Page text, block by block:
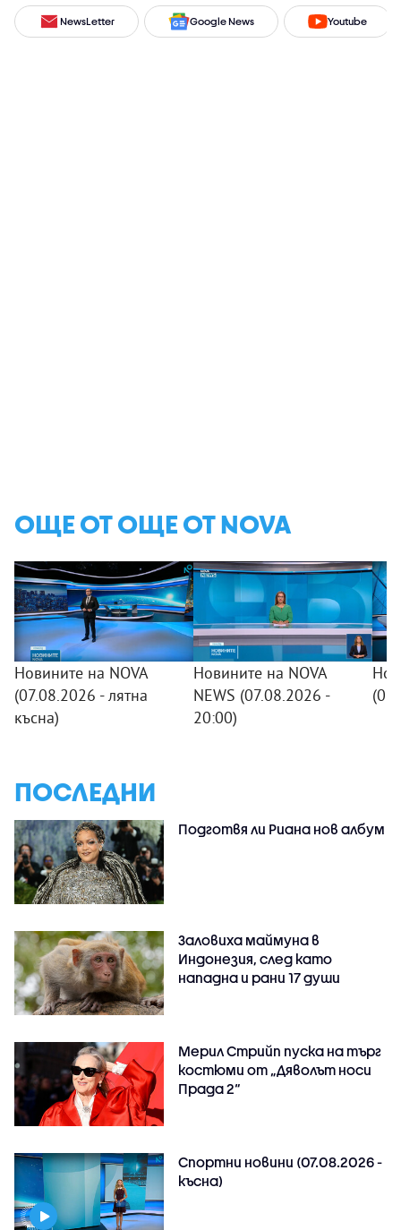
NewsLetter Google News Youtube
ОЩЕ ОТ ОЩЕ ОТ NOVA
Новините на NOVA
(07.08.2026 - лятна
късна)
Новините на NOVA
NEWS (07.08.2026 -
20:00)
ПОСЛЕДНИ
Подготвя ли Риана нов албум
Заловиха маймуна в
Индонезия, след като
нападна и рани 17 души
Мерил Стрийп пуска на търг
костюми от „Дяволът носи
Прада 2“
Спортни новини (07.08.2026 -
късна)